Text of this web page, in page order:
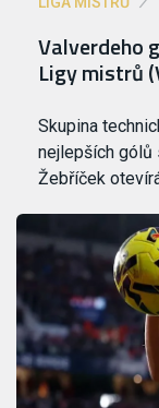
Valverdeho
Ligy mistrů
Skupina
nejlepších gólů
Žebříček